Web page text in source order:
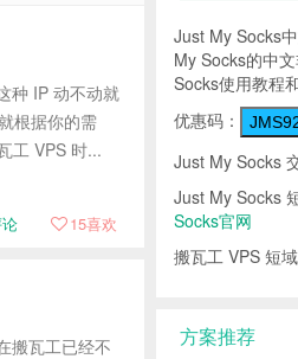
种 IP 动不动就
根据你的需
工 VPS 时...
15喜欢
搬瓦工已经不
Just My Socks
My Socks的中
Socks使用教程
优惠码：
Just My Socks
Just My Socks
Socks官网
搬瓦工 VPS 短
方案推荐